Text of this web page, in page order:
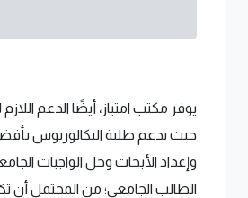
يوفر مكتب امتياز، أيضًا الدعم
حيث يدعم طلبة البكالوريوس
وإعداد الأبحاث وحل الواجبات
الطالب الجامعي؛ من المحتمل